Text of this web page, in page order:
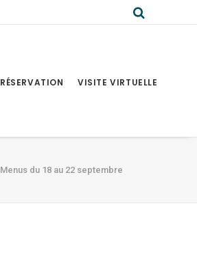
RÉSERVATION VISITE VIRTUELLE
Menus du 18 au 22 septembre